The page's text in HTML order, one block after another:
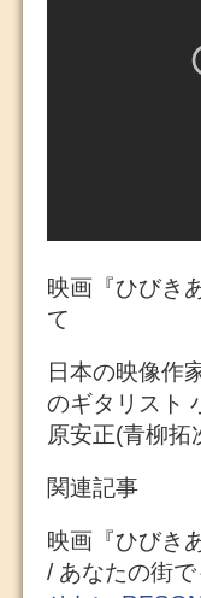
映画『ひびき
て
日本の映像作
のギタリスト
原安正(青柳拓
関連記事
映画『ひびき
/ あなたの街